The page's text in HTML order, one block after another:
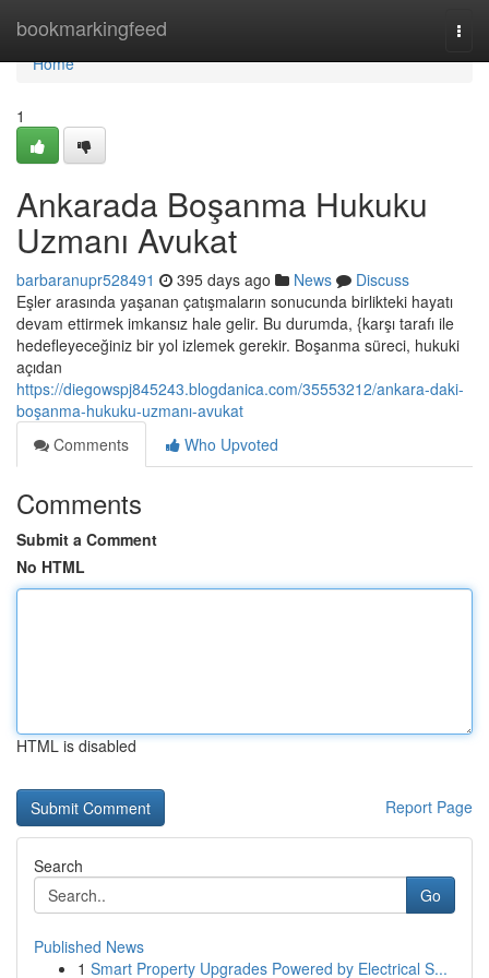
bookmarkingfeed
Home
Home
1
Ankarada Boşanma Hukuku
Uzmanı Avukat
barbaranupr528491 395 days ago News
Discuss
Eşler arasında yaşanan çatışmaların sonucunda birlikteki hayatı
devam ettirmek imkansız hale gelir. Bu durumda, {karşı tarafı ile
hedefleyeceğiniz bir yol izlemek gerekir. Boşanma süreci, hukuki
açıdan
https://diegowspj845243.blogdanica.com/35553212/ankara-daki-
boşanma-hukuku-uzmanı-avukat
Comments
Who Upvoted
Comments
Submit a Comment
No HTML
HTML is disabled
Report Page
Search
Go
Published News
1 Smart Property Upgrades Powered by Electrical S...